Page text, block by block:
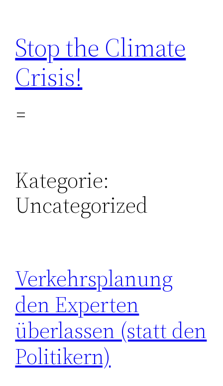
springen
Stop the Climate
Crisis!
Kategorie:
Uncategorized
Verkehrsplanung
den Experten
überlassen (statt den
Politikern)